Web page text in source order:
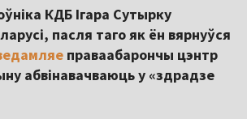
КДБ Ігара Сутырку
пасля таго як ён вярнуўся
праваабарончы цэнтр
абвінавачваюць у «здрадзе